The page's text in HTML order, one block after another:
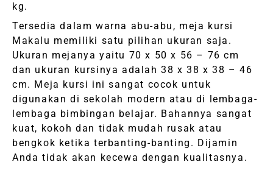
kg.
Tersedia dalam warna abu-abu, meja kursi
Makalu memiliki satu pilihan ukuran saja.
Ukuran mejanya yaitu 70 x 50 x 56 – 76 cm
dan ukuran kursinya adalah 38 x 38 x 38 – 46
cm. Meja kursi ini sangat cocok untuk
digunakan di sekolah modern atau di lembaga-
lembaga bimbingan belajar. Bahannya sangat
kuat, kokoh dan tidak mudah rusak atau
bengkok ketika terbanting-banting. Dijamin
Anda tidak akan kecewa dengan kualitasnya.